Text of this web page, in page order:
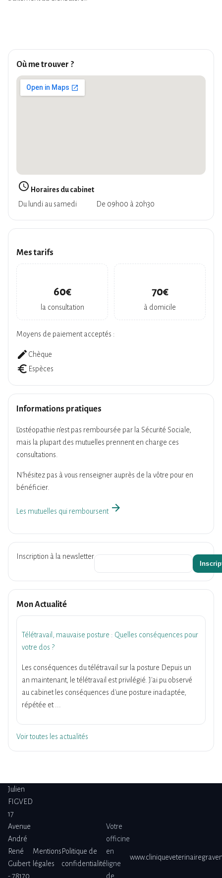
Où me trouver ?
query_builder Horaires du cabinet
Du lundi au samedi
De 09h00 à 20h30
Mes tarifs
60€
la consultation
70€
à domicile
Moyens de paiement acceptés :
create Chèque
euro_symbol Espèces
Informations pratiques
L’ostéopathie n’est pas remboursée par la Sécurité Sociale,
mais la plupart des mutuelles prennent en charge ces
consultations.
N’hésitez pas à vous renseigner auprès de la vôtre pour en
bénéficier.
Les mutuelles qui remboursent arrow_forward
Inscription à la newsletter
Mon Actualité
Télétravail, mauvaise posture : Quelles conséquences pour
votre dos ?
Les conséquences du télétravail sur la posture Depuis un
an maintenant, le télétravail est privilégié. J'ai pu observé
au cabinet les conséquences d'une posture inadaptée,
répétée et ...
Voir toutes les actualités
Julien
FIGVED
17
Avenue
André
René
Guibert
- 78170
Mentions
légales
Politique de
confidentialité
Votre
officine
en
ligne
de